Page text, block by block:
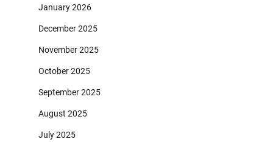
January 2026
December 2025
November 2025
October 2025
September 2025
August 2025
July 2025